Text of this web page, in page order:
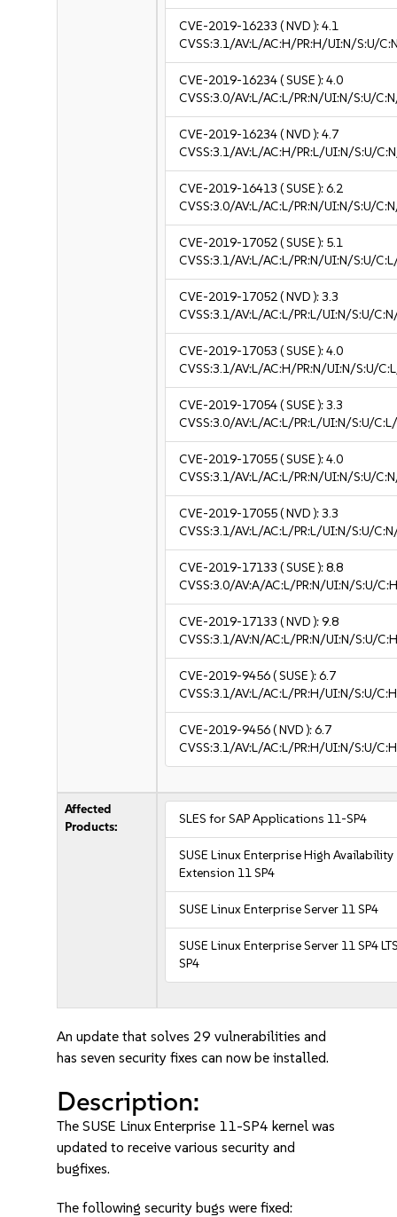
CVE-2019-16233 ( NVD ):4.1
CVSS:3.1/AV:L/AC:H/PR:H/UI:N/S:U/
CVE-2019-16234( SUSE ):4.0
CVSS:3.0/AV:L/AC:L/PR:N/UI:N/S:U/
CVE-2019-16234( NVD ):4.7
CVSS:3.1/AV:L/AC:H/PR:L/UI:N/S:U/
CVE-2019-16413 ( SUSE ):6.2
CVSS:3.0/AV:L/AC:L/PR:N/UI:N/S:U/
CVE-2019-17052( SUSE ): 5.1
CVSS:3.1/AV:L/AC:L/PR:N/UI:N/S:U/
CVE-2019-17052( NVD ):3.3
CVSS:3.1/AV:L/AC:L/PR:L/UI:N/S:U/
CVE-2019-17053 ( SUSE ):4.0
CVSS:3.1/AV:L/AC:H/PR:N/UI:N/S:U/
CVE-2019-17054( SUSE ):3.3
CVSS:3.0/AV:L/AC:L/PR:L/UI:N/S:U/
CVE-2019-17055( SUSE ):4.0
CVSS:3.1/AV:L/AC:L/PR:N/UI:N/S:U/
CVE-2019-17055( NVD ):3.3
CVSS:3.1/AV:L/AC:L/PR:L/UI:N/S:U/
CVE-2019-17133 ( SUSE ):8.8
CVSS:3.0/AV:A/AC:L/PR:N/UI:N/S:U/
CVE-2019-17133 ( NVD ):9.8
CVSS:3.1/AV:N/AC:L/PR:N/UI:N/S:U/
CVE-2019-9456( SUSE ):6.7
CVSS:3.1/AV:L/AC:L/PR:H/UI:N/S:U/
CVE-2019-9456( NVD ):6.7
CVSS:3.1/AV:L/AC:L/PR:H/UI:N/S:U/
Affected
Products:
SLES for SAP Applications 11-SP4
SUSE Linux Enterprise High Availability
Extension 11 SP4
SUSE Linux Enterprise Server 11 SP4
SUSE Linux Enterprise Server 11 SP4
SP4
An update that solves 29 vulnerabilities and
has seven security fixes can now be installed.
Description:
The SUSE Linux Enterprise 11-SP4 kernel was
updated to receive various security and
bugfixes.
The following security bugs were fixed: